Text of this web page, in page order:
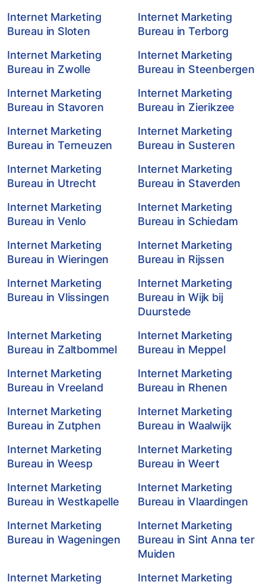
Internet Marketing
Bureau in Sloten
Internet Marketing
Bureau in Terborg
Internet Marketing
Bureau in Zwolle
Internet Marketing
Bureau in Steenbergen
Internet Marketing
Bureau in Stavoren
Internet Marketing
Bureau in Zierikzee
Internet Marketing
Bureau in Terneuzen
Internet Marketing
Bureau in Susteren
Internet Marketing
Bureau in Utrecht
Internet Marketing
Bureau in Staverden
Internet Marketing
Bureau in Venlo
Internet Marketing
Bureau in Schiedam
Internet Marketing
Bureau in Wieringen
Internet Marketing
Bureau in Rijssen
Internet Marketing
Bureau in Vlissingen
Internet Marketing
Bureau in Wijk bij
Duurstede
Internet Marketing
Bureau in Zaltbommel
Internet Marketing
Bureau in Meppel
Internet Marketing
Bureau in Vreeland
Internet Marketing
Bureau in Rhenen
Internet Marketing
Bureau in Zutphen
Internet Marketing
Bureau in Waalwijk
Internet Marketing
Bureau in Weesp
Internet Marketing
Bureau in Weert
Internet Marketing
Bureau in Westkapelle
Internet Marketing
Bureau in Vlaardingen
Internet Marketing
Bureau in Wageningen
Internet Marketing
Bureau in Sint Anna ter
Muiden
Internet Marketing
Internet Marketing